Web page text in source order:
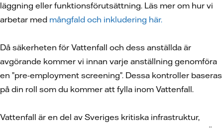
läggning eller funktionsförutsättning. Läs mer om hur vi
arbetar med mångfald och inkludering här.
Då säkerheten för Vattenfall och dess anställda är
avgörande kommer vi innan varje anställning genomföra
en ”pre-employment screening”. Dessa kontroller baseras
på din roll som du kommer att fylla inom Vattenfall.
Vattenfall är en del av Sveriges kritiska infrastruktur,